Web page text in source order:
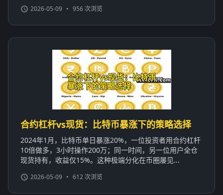
2026-05-09 • 956 次浏览
合约杠杆vs现货：比特币暴涨下的策略选择
2024年1月，比特币单日暴涨20%，一位投资者用合约杠杆
10倍做多，3小时操作200万；同一时间，另一位用户全仓
现货持有，收益仅15%。这种极端分化在币圈屡见...
2026-05-09 • 612 次浏览